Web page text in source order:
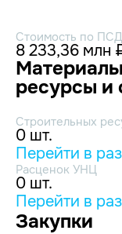
Стоимость по
8 233,36 млн
ресурсы и
Строительных
0 шт.
Перейти в
Расценок УНЦ
0 шт.
Перейти в
Закупки